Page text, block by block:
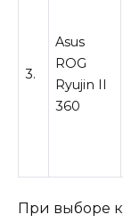
3.
Asus
ROG
Ryujin II
360
При выборе